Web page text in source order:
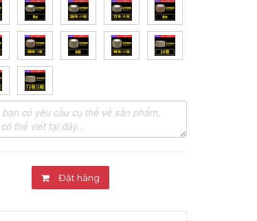
Đặt hàng